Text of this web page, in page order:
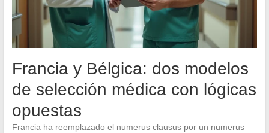
Francia y Bélgica: dos modelos
de selección médica con lógicas
opuestas
Francia ha reemplazado el numerus clausus por un numerus